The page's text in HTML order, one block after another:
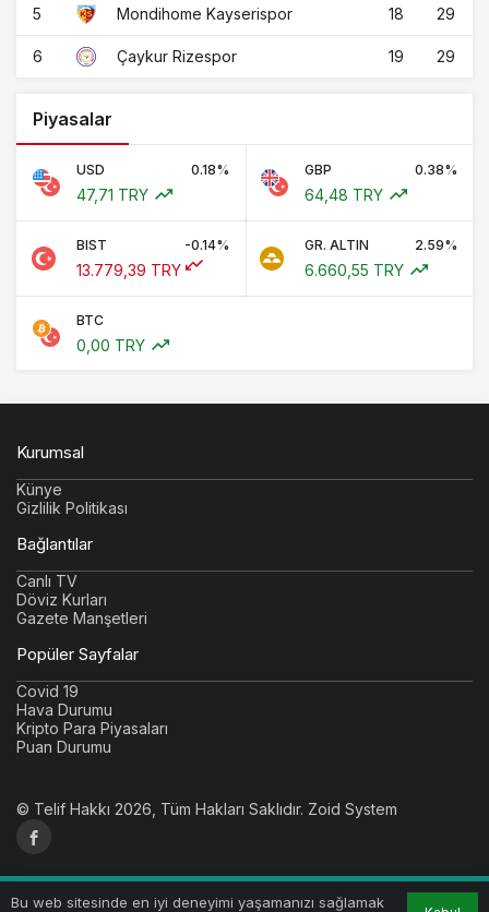
5 Mondihome Kayserispor 18 29
6 Çaykur Rizespor 19 29
Piyasalar
USD 0.18%
47,71 TRY
GBP 0.38%
64,48 TRY
BIST -0.14%
13.779,39 TRY
GR. ALTIN 2.59%
6.660,55 TRY
BTC
0,00 TRY
Bu web sitesinde en iyi deneyimi yaşamanızı sağlamak
Kurumsal
Künye
Gizlilik Politikası
Bağlantılar
Canlı TV
Döviz Kurları
Gazete Manşetleri
Popüler Sayfalar
Covid 19
Hava Durumu
Kripto Para Piyasaları
Puan Durumu
© Telif Hakkı 2026, Tüm Hakları Saklıdır. Zoid System